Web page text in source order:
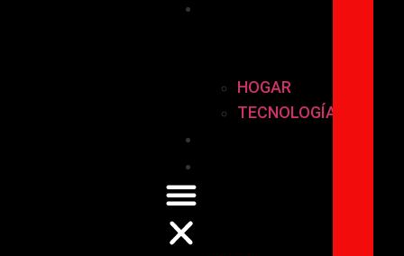
HOGAR
TECNOLOGÍA